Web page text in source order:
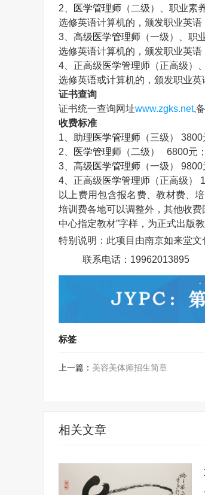
2
医学管理师 （二级）、职业素
选修英语计算机的，颁发职业英语
3 、高级医学管理师 （一级）、职
选修英语计算机的，颁发职业英语
4 、正高级医学管理师 （正高级）
选修英语或计算机的，颁发职业英
证书查询
证书统一查询网址www.zgks.net,
收费标准
1 、助理医学管理师 （三级） 3800
2
医学管理师 （二级） 6800元；
3 、高级医学管理师 （一级） 9800
4 、正高级医学管理师 （正高级）
以上费用包含报名费、教材费、
培训费各地可以调整外，其他收
中心指定教材”字样，为正式出版教
特别说明：此项目由南京如来堂
联系电话： 19962013895
标签
上一篇： 美容美体师招生简章
相关文章